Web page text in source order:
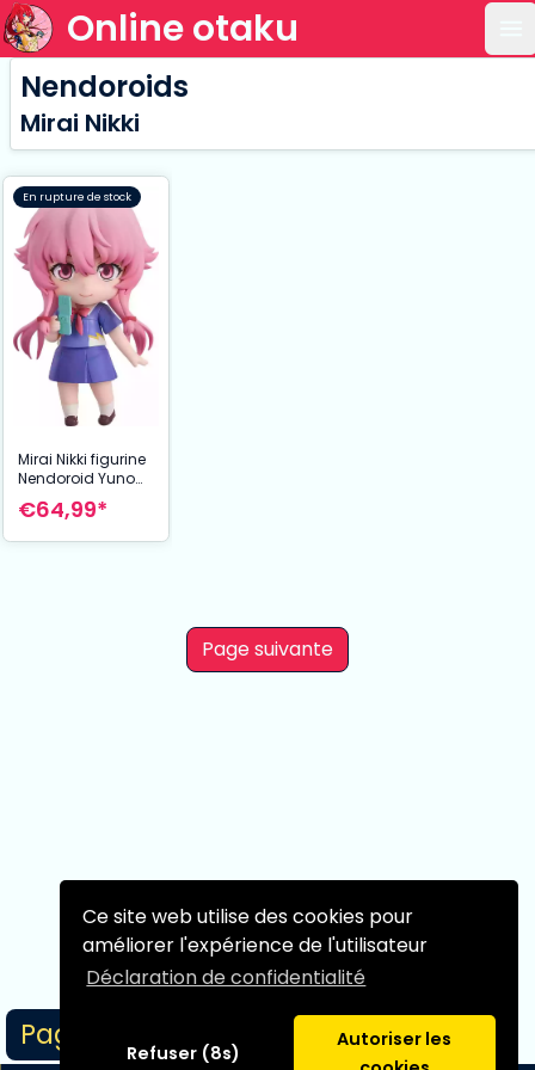
Ce site web utilise des cookies pour
améliorer l'expérience de l'utilisateur
Déclaration de confidentialité
Refuser (8s)
Autoriser les
Online otaku
Page 1/1
Nendoroids
Mirai Nikki
En rupture de stock
Mirai Nikki figurine
Nendoroid Yuno
Gasai 10 cm
€64,99*
Page suivante